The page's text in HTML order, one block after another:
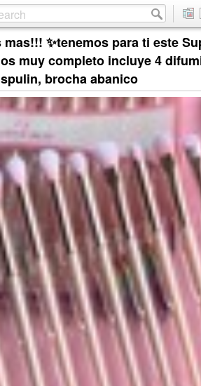
✨tenemos para ti este
muy completo incluye 4
brocha abanico